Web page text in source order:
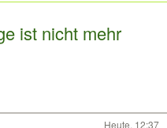
ist nicht mehr
Heute, 12:37